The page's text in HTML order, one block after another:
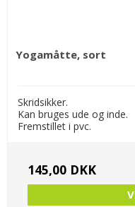
Yogamåtte, sort
Skridsikker.
Kan bruges ude og inde.
Fremstillet i pvc.
145,00 DKK